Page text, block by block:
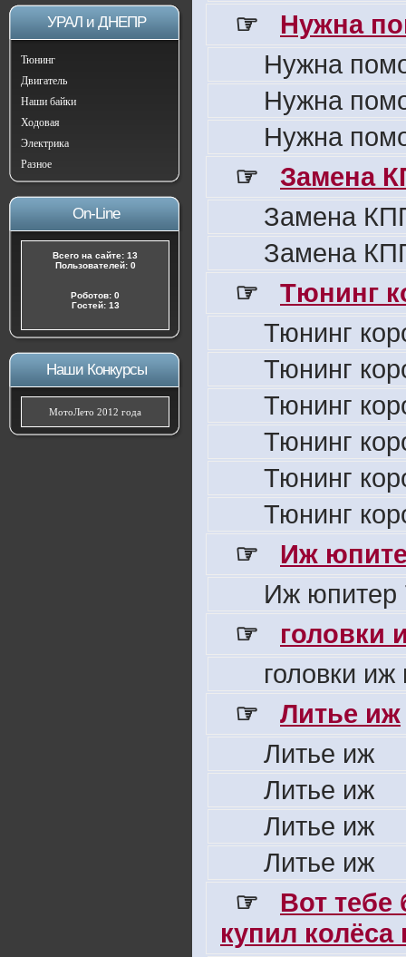
УРАЛ и ДНЕПР
Тюнинг
Двигатель
Наши байки
Ходовая
Электрика
Разное
On-Line
Всего на сайте: 13
Пользователей: 0
Роботов: 0
Гостей: 13
Наши Конкурсы
МотоЛето 2012 года
☞
Нужна
Нужна
Нужна
Нужна
☞
Замена
Замена
Замена
☞
Тюнинг
Тюнинг
Тюнинг
Тюнинг
Тюнинг
Тюнинг
Тюнинг
☞
Иж
Иж юпитер
☞
головки
головки
☞
Литье иж
Литье иж
Литье иж
Литье иж
Литье иж
☞
Вот
купил колёса